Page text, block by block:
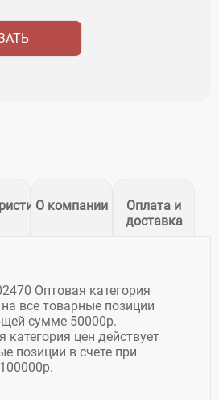
О компании
Оплата и
доставка
Оптовая категория
все товарные позиции
сумме 50000р.
категория цен действует
позиции в счете при